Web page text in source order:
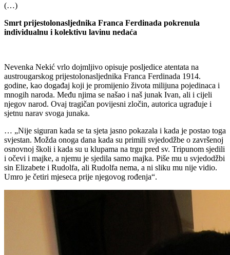
(…)
Smrt prijestolonasljednika Franca Ferdinada pokrenula
individualnu i kolektivu lavinu nedaća
Nevenka Nekić vrlo dojmljivo opisuje posljedice atentata na
austrougarskog prijestolonasljednika Franca Ferdinada 1914.
godine, kao događaj koji je promijenio života milijuna pojedinaca i
mnogih naroda. Među njima se našao i naš junak Ivan, ali i cijeli
njegov narod. Ovaj tragičan povijesni zločin, autorica ugrađuje i
sjetnu narav svoga junaka.
… „Nije siguran kada se ta sjeta jasno pokazala i kada je postao toga
svjestan. Možda onoga dana kada su primili svjedodžbe o završenoj
osnovnoj školi i kada su u klupama na trgu pred sv. Tripunom sjedili
i očevi i majke, a njemu je sjedila samo majka. Piše mu u svjedodžbi
sin Elizabete i Rudolfa, ali Rudolfa nema, a ni sliku mu nije vidio.
Umro je četiri mjeseca prije njegovog rođenja“.